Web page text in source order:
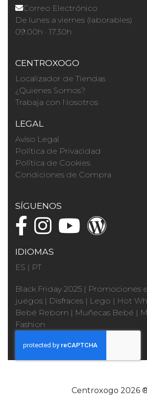
Correo Electrónico
De lunes a viernes (laborables)
09.00h · 17.30h
CENTROXOGO
Localizador de Tiendas
¿Quienes Somos?
Trabaja con Nosotros
LEGAL
Aviso Legal
Política de Privacidad
Política de Cookies
Condiciones de Compra
SÍGUENOS
IDIOMAS
ES | PT
Black Friday 2025 | Promociones
juegos | Disfraces | Lego | Hot
Bebé Reborn | Muñecas Bebé |
Fashion
Centroxogo 2026